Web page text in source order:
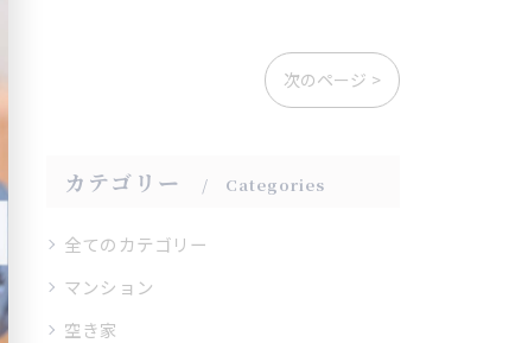
次のページ >
カテゴリー Categories
全てのカテゴリー
マンション
空き家